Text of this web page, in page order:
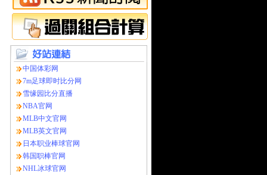
中国体彩网
7m足球即时比分网
雪缘园比分直播
NBA官网
MLB中文官网
MLB英文官网
日本职业棒球官网
韩国职棒官网
NHL冰球官网